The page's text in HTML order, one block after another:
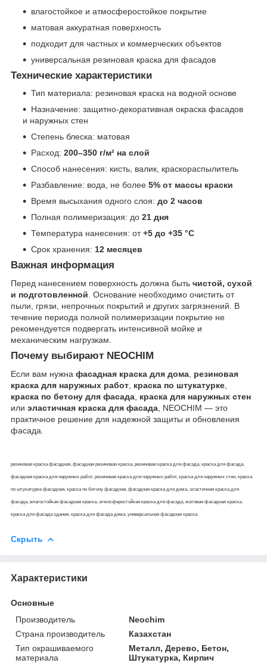
влагостойкое и атмосферостойкое покрытие
матовая аккуратная поверхность
подходит для частных и коммерческих объектов
универсальная резиновая краска для фасадов
Технические характеристики
Тип материала: резиновая краска на водной основе
Назначение: защитно-декоративная окраска фасадов
и наружных стен
Степень блеска: матовая
Расход: 200–350 г/м² на слой
Способ нанесения: кисть, валик, краскораспылитель
Разбавление: вода, не более 5% от массы краски
Время высыхания одного слоя: до 2 часов
Полная полимеризация: до 21 дня
Температура нанесения: от+5 до +35 °C
Срок хранения: 12 месяцев
Важная информация
Перед нанесением поверхность должна быть чистой, сухой
и подготовленной. Основание необходимо очистить от
пыли, грязи, непрочных покрытий и других загрязнений. В
течение периода полной полимеризации покрытие не
рекомендуется подвергать интенсивной мойке и
механическим нагрузкам.
Почему выбирают NEOCHIM
Если вам нужна фасадная краска для дома резиновая
краска для наружных работ краска по штукатурке
краска по бетону для фасада краска для наружных стен
или эластичная краска для фасада , NEOCHIM — это
практичное решение для надежной защиты и обновления
фасада.
резиновая краска фасадная, фасадная резиновая краска, резиновая краска для фасада, краска для фасада,
фасадная краска для наружных работ, резиновая краска для наружных работ, краска для наружных стен, краска
по штукатурке фасадная, краска по бетону фасадная, фасадная краска для дома, эластичная краска для
фасада, влагостойкая фасадная краска, атмосферостойкая краска для фасада, матовая фасадная краска,
краска для фасада здания, краска для фасада дома, универсальная фасадная краска
Скрыть
Характеристики
Основные
Производитель
Neochim
Страна производитель
Казахстан
Тип окрашиваемого
материала
Металл, Дерево, Бетон,
Штукатурка, Кирпич